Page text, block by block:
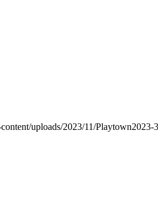
uploads/2023/11/Playtown2023-